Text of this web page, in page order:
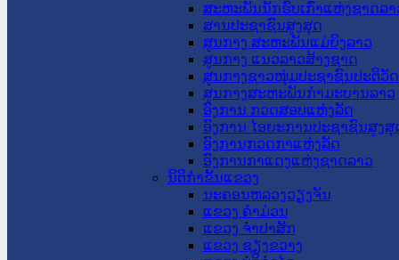
ສະຫະພັນນັກຮົບເກົ່າແຫ່ງຊາດລາ
ສານປະຊາຊົນສູງສຸດ
ສູນກາງ ສະຫະພັນແມ່ຍິງລາວ
ສູນກາງ ແນວລາວສ້າງຊາດ
ສູນກາງຊາວໜຸ່ມປະຊາຊົນປະຕິວັ
ສູນກາງສະຫະພັນກຳມະບານລາວ
ອົງການ ກວດສອບແຫ່ງລັດ
ອົງການ ໄອຍະການປະຊາຊົນສູງສຸ
ອົງການກວດກາແຫ່ງລັດ
ອົງການກາແດງແຫ່ງຊາດລາວ
ນິຕິກໍາຂັ້ນແຂວງ
ນະ​ຄອນ​ຫລວງວຽງຈັນ
ແຂວງ ຄໍາມ່ວນ
ແຂວງ ຈໍາປາສັກ
ແຂວງ ຊຽງຂວາງ